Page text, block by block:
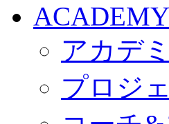
ACADEMY
アカデ
プロジ